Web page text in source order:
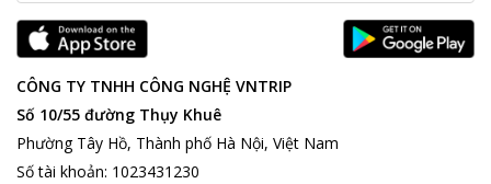
CÔNG TY TNHH CÔNG NGHỆ VNTRIP
Số 10/55 đường Thụy Khuê
Phường Tây Hồ, Thành phố Hà Nội, Việt Nam
Số tài khoản: 1023431230